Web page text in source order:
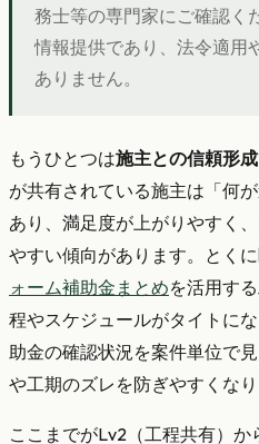
務士等の専門家にご確認く
情報提供であり、法令適用
ありません。
もうひとつは施主との信頼形
が共有されている施主は「何
あり、満足度が上がりやすく
やすい傾向があります。とく
ォーム補助金まとめを活用す
程やスケジュールがタイトに
助金の確認状況を案件単位で
や工期のズレを防ぎやすくなり
ここまでがLv2（工程共有）